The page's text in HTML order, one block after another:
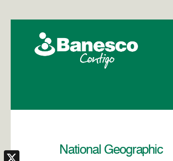
National Geographic